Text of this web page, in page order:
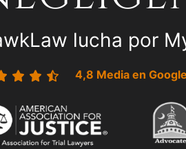
lucha por
4,8 Media en Google